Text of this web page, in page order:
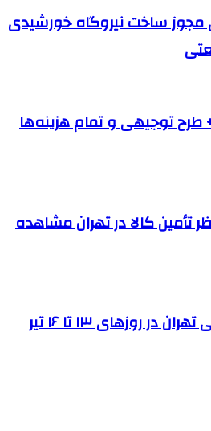
ساخت نیروگاه خورشیدی
طرح توجیهی و تمام هزینه‌ها
تأمین کالا در تهران مشاهده
اتحادیه های صنفی تهران در روزهای ۱۳ تا ۱۶ تیر